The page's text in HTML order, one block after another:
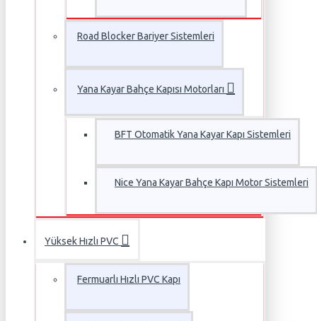
Road Blocker Bariyer Sistemleri
Yana Kayar Bahçe Kapısı Motorları
BFT Otomatik Yana Kayar Kapı Sistemleri
Nice Yana Kayar Bahçe Kapı Motor Sistemleri
Yüksek Hızlı PVC
Fermuarlı Hızlı PVC Kapı